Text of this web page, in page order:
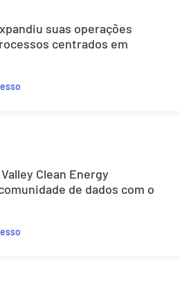
suas operações
centrados em
Clean Energy
de dados com o